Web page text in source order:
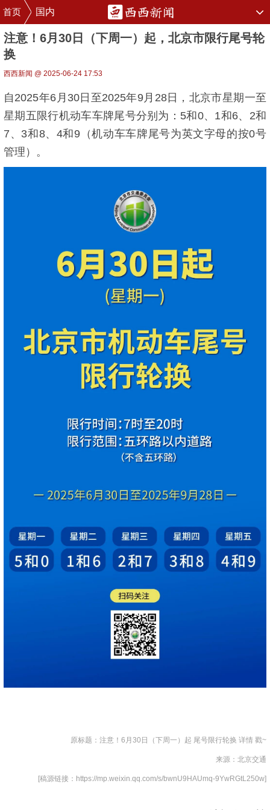
首页 国内
注意！6月30日（下周一）起，北京市限行尾号轮
换
西西新闻 @ 2025-06-24 17:53
自2025年6月30日至2025年9月28日，北京市星期一至
星期五限行机动车车牌尾号分别为：5和0、1和6、2和
7、3和8、4和9（机动车车牌尾号为英文字母的按0号
管理）。
原标题：注意！6月30日（下周一）起 尾号限行轮换 详情 戳~
来源：北京交通
[稿源链接：https://mp.weixin.qq.com/s/bwnU9HAUmq-9YwRGtL250w]